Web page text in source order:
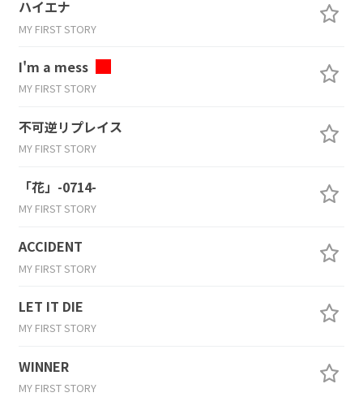
ハイエナ
MY FIRST STORY
I'm a mess
MY FIRST STORY
不可逆リプレイス
MY FIRST STORY
「花」-0714-
MY FIRST STORY
ACCIDENT
MY FIRST STORY
LET IT DIE
MY FIRST STORY
WINNER
MY FIRST STORY